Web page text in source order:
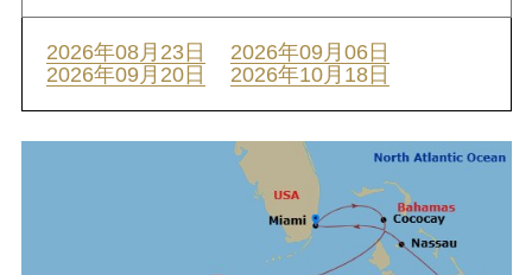
2026年08月23日
2026年09月06日
2026年09月20日
2026年10月18日